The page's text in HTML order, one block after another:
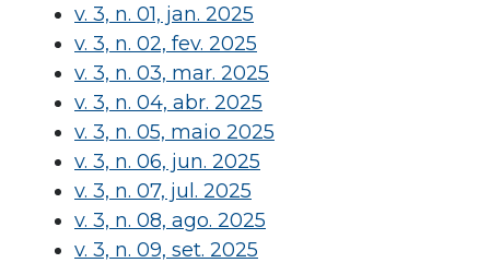
v. 3, n. 01, jan. 2025
v. 3, n. 02, fev. 2025
v. 3, n. 03, mar. 2025
v. 3, n. 04, abr. 2025
v. 3, n. 05, maio 2025
v. 3, n. 06, jun. 2025
v. 3, n. 07, jul. 2025
v. 3, n. 08, ago. 2025
v. 3, n. 09, set. 2025